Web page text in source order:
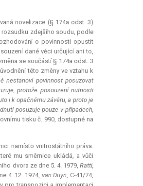
novelizace (§ 174a odst. 3)
rozsudku zdejšího soudu, podle
o povinnosti opustit
dané věci určující ani to,
se součástí § 174a odst. 3
této změny ve vztahu k
nestanoví povinnost posuzovat
protože posouzení nutnosti
i k opačnému závěru, a proto je
posuzuje pouze v případech,
tisku č. 990, dostupné na
namísto vnitrostátního práva.
mu směrnice ukládá, a vůči
dvora ze dne 5. 4. 1979, Ratti,
4. 12. 1974, van Duyn, C-41/74,